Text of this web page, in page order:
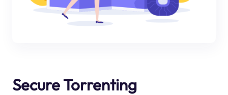
Secure Torrenting